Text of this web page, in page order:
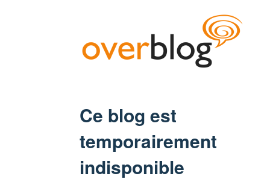
Ce blog est
temporairement
indisponible